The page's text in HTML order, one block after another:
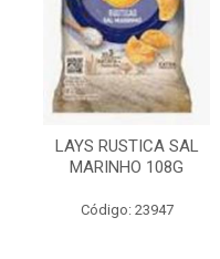
LAYS RUSTICA SAL
MARINHO 108G
Código: 23947